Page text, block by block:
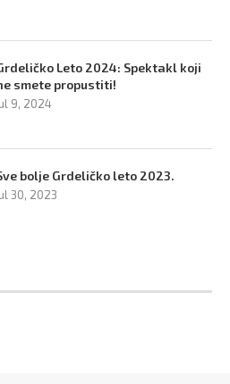
Leto 2024: Spektakl koji
smete propustiti!
9, 2024
bolje Grdeličko leto 2023.
30, 2023